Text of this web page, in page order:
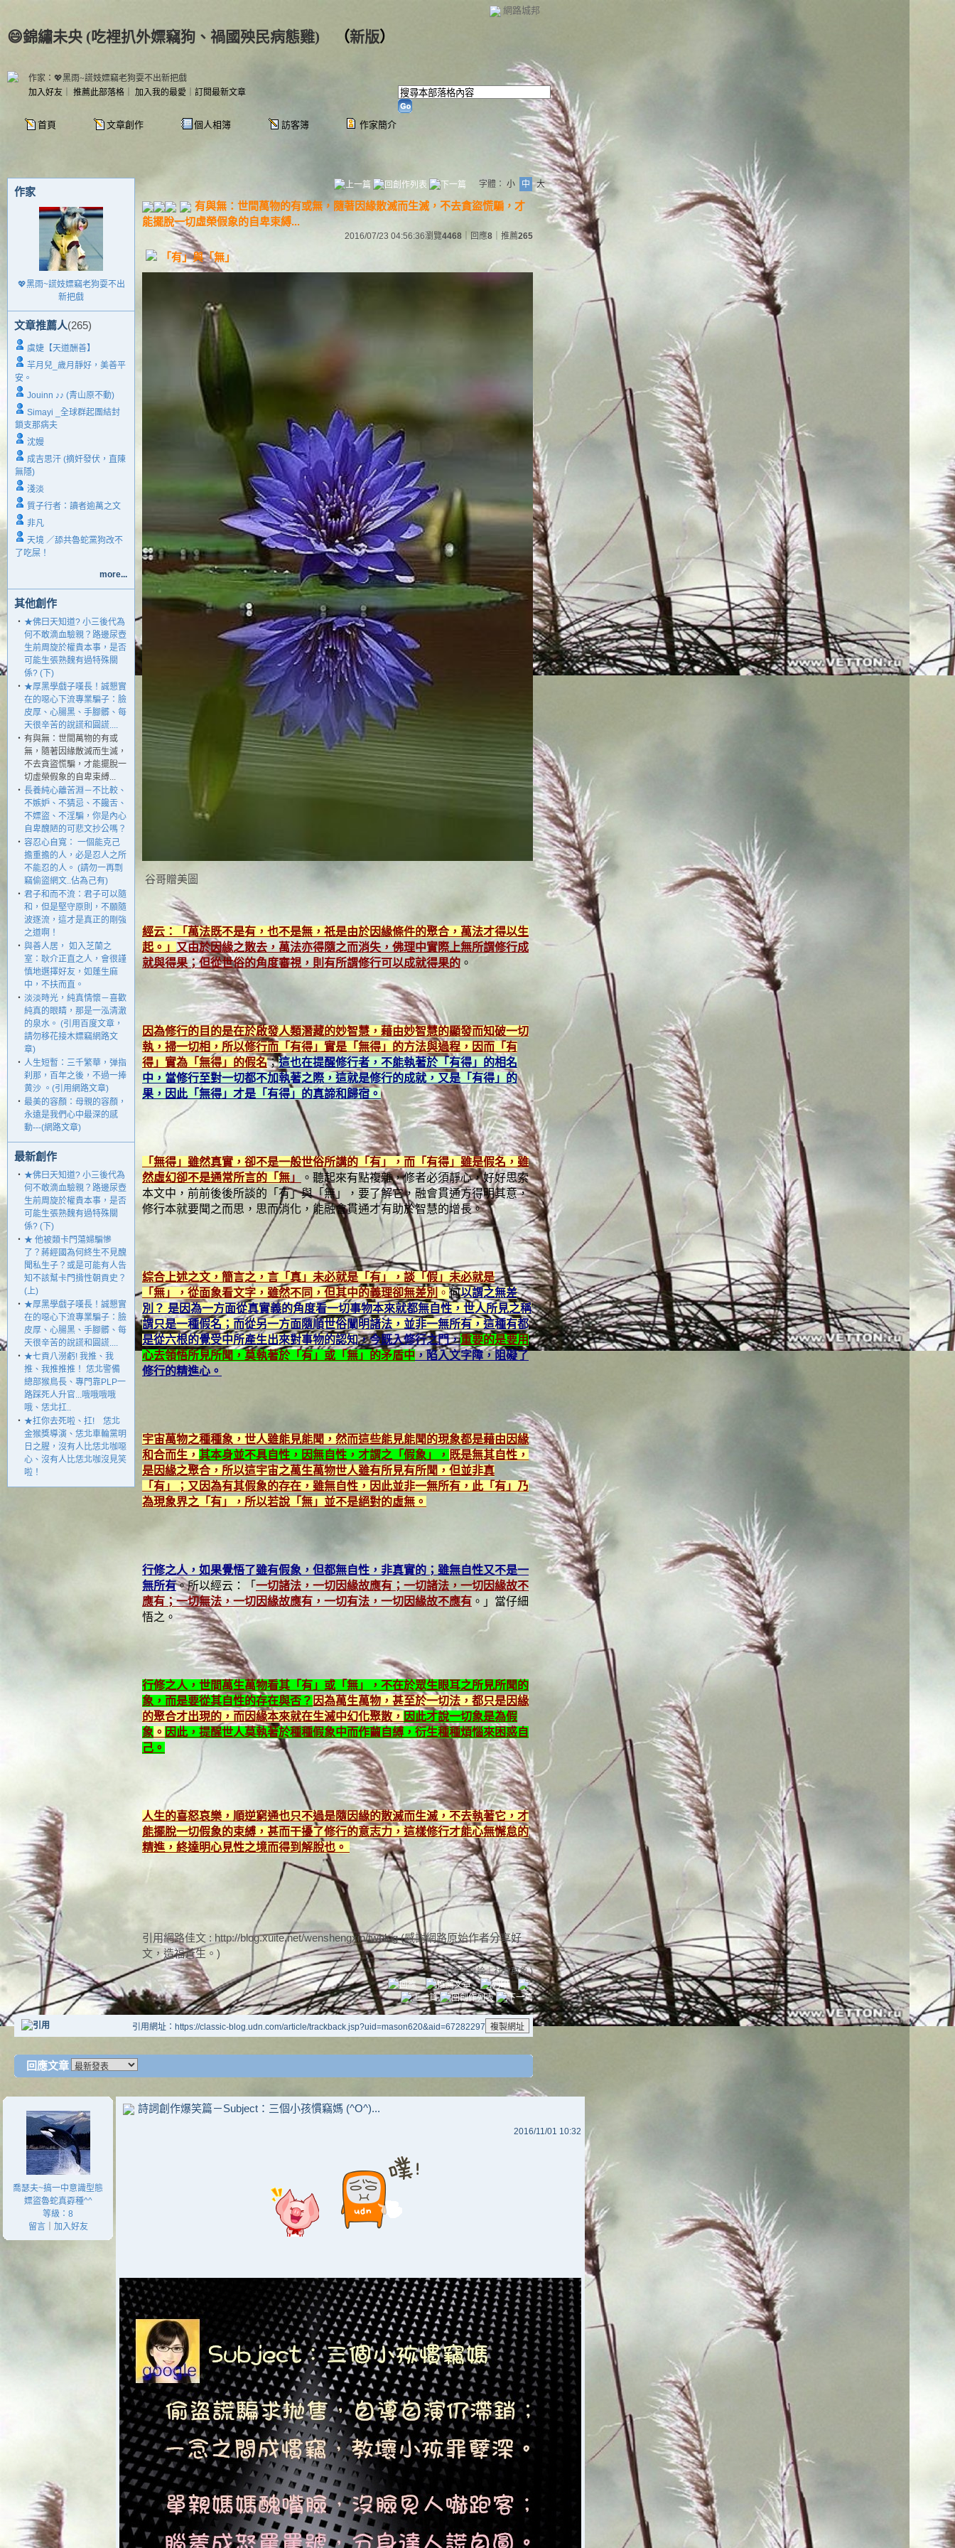
網路城邦
😄錦繡未央 (吃裡扒外嫖竊狗、禍國殃民病態雞) （新版）
首頁 文章創作 個人相簿 訪客簿 作家簡介
加入好友 推薦此部落格 加入我的最愛 訂閱最新文章
作家：💖黑雨~謊妓嫖竊老狗耍不出新把戲
作家
💖黑雨~謊妓嫖竊老狗耍不出
新把戲
文章推薦人(265)
虞婕【天道酬善】
羋月兒_歲月靜好，美善平
安。
Jouinn ♪♪ (青山原不動)
Simayi _全球群起團結封
鎖支那病夫
沈嫚
成吉思汗 (摘奸發伏，直陳
無隱)
淺淡
質子行者：讀者逾萬之文
非凡
天境 ／舔共魯蛇黨狗改不
了吃屎！
more...
其他創作
‧ ★佛曰天知道? 小三後代為
何不敢滴血驗親？路邊尿壺
生前周旋於權貴本事，是否
可能生張熟魏有過特殊關
係? (下)
‧ ★厚黑學戲子嘆長！誠懇實
在的噁心下流專業騙子：臉
皮厚、心腸黑、手腳髒、每
天很辛苦的說謊和圓謊....
‧ 有與無：世間萬物的有或
無，隨著因緣散滅而生滅，
不去貪盜慌騙，才能擺脫一
切虛榮假象的自卑束縛...
‧ 長養純心離苦淵－不比較、
不嫉妒、不猜忌、不饞舌、
不嫖盜、不淫騙，你是內心
自卑醜陋的可悲文抄公嗎？
‧ 容忍心自寬： 一個能克己
擔重擔的人，必是忍人之所
不能忍的人。 (請勿一再剽
竊偷盜網文..佔為己有)
‧ 君子和而不流：君子可以隨
和，但是堅守原則，不願隨
波逐流，這才是真正的剛強
之道啊！
‧ 與善人居， 如入芝蘭之
室：耿介正直之人，會很謹
慎地選擇好友，如蓬生麻
中，不扶而直。
‧ 淡淡時光，純真情懷－喜歡
純真的眼睛，那是一泓清澈
的泉水。 (引用百度文章，
請勿移花接木嫖竊網路文
章)
‧ 人生短暫：三千繁華，弹指
刹那，百年之後，不過一捧
黄沙 。(引用網路文章)
‧ 最美的容顏：母親的容顏，
永遠是我們心中最深的感
動---(網路文章)
最新創作
‧ ★佛曰天知道? 小三後代為
何不敢滴血驗親？路邊尿壺
生前周旋於權貴本事，是否
可能生張熟魏有過特殊關
係? (下)
‧ ★ 他被類卡門蕩婦騙慘
了？蔣經國為何終生不見醜
聞私生子？或是可能有人告
知不該幫卡門揹性朝貢史？
(上)
‧ ★厚黑學戲子嘆長！誠懇實
在的噁心下流專業騙子：臉
皮厚、心腸黑、手腳髒、每
天很辛苦的說謊和圓謊....
‧ ★七貢八澇虧! 我推、我
推、我推推推！ 恁北警備
總部猴鳥長、專門靠PLP一
路踩死人升官...哦哦哦哦
哦、恁北扛..
‧ ★扛你去死啦、扛! 恁北
金猴獎導演、恁北車輪黨明
日之腥，沒有人比恁北咖噁
心、沒有人比恁北咖沒見笑
啦！
字體： 小 中 大
有與無：世間萬物的有或無，隨著因緣散滅而生滅，不去貪盜慌騙，才
能擺脫一切虛榮假象的自卑束縛...
2016/07/23 04:56:36瀏覽4468 ｜回應8 ｜推薦265
「有」與「無」
谷哥贈美圖
經云：「萬法既不是有，也不是無，祇是由於因緣條件的聚合，萬法才得以生
起。」 又由於因緣之散去，萬法亦得隨之而消失，佛理中實際上無所謂修行成
就與得果；但從世俗的角度審視，則有所謂修行可以成就得果的 。
因為修行的目的是在於啟發人類潛藏的妙智慧，藉由妙智慧的顯發而知破一切
執，掃一切相，所以修行而「有得」實是「無得」的方法與過程，因而「有
得」實為「無得」的假名；這也在提醒修行者，不能執著於「有得」的相名
中，當修行至對一切都不加執著之際，這就是修行的成就，又是「有得」的
果，因此「無得」才是「有得」的真諦和歸宿。
「無得」雖然真實，卻不是一般世俗所講的「有」，而「有得」雖是假名，雖
然虛幻卻不是通常所言的「無 」
。聽起來有點複雜，修者必須靜心，好好思索
本文中，前前後後所談的「有」與「無」，要了解它，融會貫通方得明其意，
修行本就要聞之而思，思而消化，能融會貫通才有助於智慧的增長。
綜合上述之文，簡言之，言「真」未必就是「有」，談「假」未必就是
「無」，從面象看文字，雖然不同，但其中的義理卻無差別 。 何以謂之無差
別？ 是因為一方面從真實義的角度看一切事物本來就都無自性，世人所見之稱
謂只是一種假名；而從另一方面隨順世俗闡明諸法，並非一無所有，這種有都
是從六根的覺受中所產生出來對事物的認知，今既入修行之門，重要的是要用
心去領悟所見所聞，莫執著於「有」或「無」的矛盾中 ，陷入文字障，阻礙了
修行的精進心。
宇宙萬物之種種象，世人雖能見能聞，然而這些能見能聞的現象都是藉由因緣
和合而生， 其本身並不具自性，因無自性，才謂之「假象」， 既是無其自性，
是因緣之聚合，所以這宇宙之萬生萬物世人雖有所見有所聞，但並非真
「有」；又因為有其假象的存在，雖無自性，因此並非一無所有，此「有」乃
為現象界之「有」，所以若說「無」並不是絕對的虛無。
行修之人，如果覺悟了雖有假象，但都無自性，非真實的；雖無自性又不是一
無所有。所以經云：「 一切諸法，一切因緣故應有；一切諸法，一切因緣故不
應有；一切無法，一切因緣故應有，一切有法，一切因緣故不應有 。」當仔細
悟之。
行修之人，世間萬生萬物看其「有」或「無」，不在於眾生眼耳之所見所聞的
象，而是要從其自性的存在與否？ 因為萬生萬物，甚至於一切法，都只是因緣
的聚合才出現的，而因緣本來就在生滅中幻化聚散， 因此才說一切象是為假
象 。 因此，提醒世人莫執著於種種假象中而作繭自縛，衍生種種煩惱來困惑自
己。
人生的喜怒哀樂，順逆窮通也只不過是隨因緣的散滅而生滅，不去執著它，才
能擺脫一切假象的束縛，甚而干擾了修行的意志力，這樣修行才能心無懈怠的
精進，終達明心見性之境而得到解脫也。
引用網路佳文 : http://blog.xuite.net/wenshengxin/twblog (感謝網路原始作者分享好
文，造福蒼生。)
(時事評論｜社會萬象)
引用網址：https://classic-blog.udn.com/article/trackback.jsp?uid=mason620&aid=67282297
回應文章
喬瑟夫~搞一中意識型態
嫖盜魯蛇真孬種^^
等級：8
留言｜ 加入好友
詩詞創作爆笑篇－Subject：三個小孩慣竊媽 (^O^)...
2016/11/01 10:32